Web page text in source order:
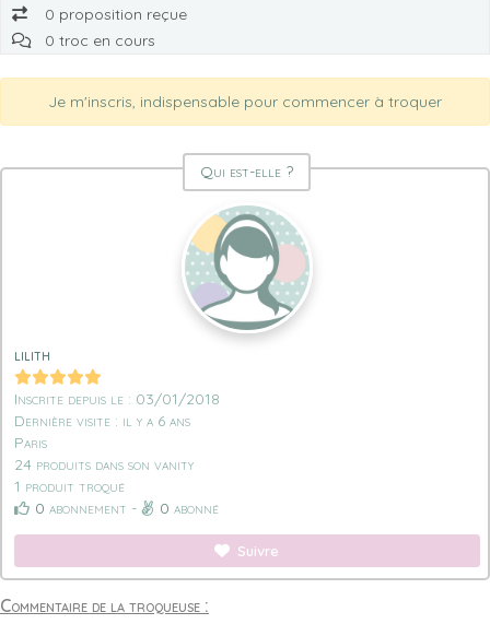
0 proposition reçue
0 troc en cours
Je m'inscris, indispensable pour commencer à troquer
Qui est-elle ?
lilith
Inscrite depuis le : 03/01/2018
Dernière visite : il y a 6 ans
Paris
24 produits dans son vanity
1 produit troqué
0 abonnement - 0 abonné
Suivre
Commentaire de la troqueuse :